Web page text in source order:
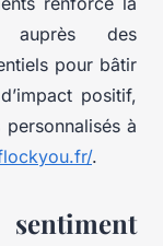
des
pour bâtir
positif,
à
.